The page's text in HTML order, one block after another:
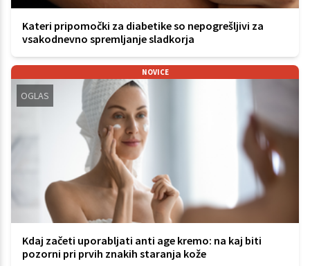
Kateri pripomočki za diabetike so nepogrešljivi za
vsakodnevno spremljanje sladkorja
NOVICE
OGLAS
Kdaj začeti uporabljati anti age kremo: na kaj biti
pozorni pri prvih znakih staranja kože